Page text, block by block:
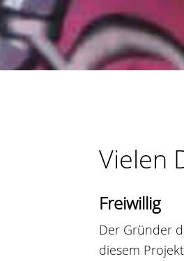
Vielen
Freiwillig
Der Gründer
diesem